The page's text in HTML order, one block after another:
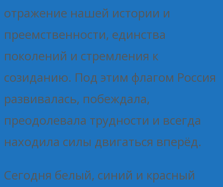
отражение нашей истории и
преемственности, единства
поколений и стремления к
созиданию. Под этим флагом Россия
развивалась, побеждала,
преодолевала трудности и всегда
находила силы двигаться вперёд.
Сегодня белый, синий и красный